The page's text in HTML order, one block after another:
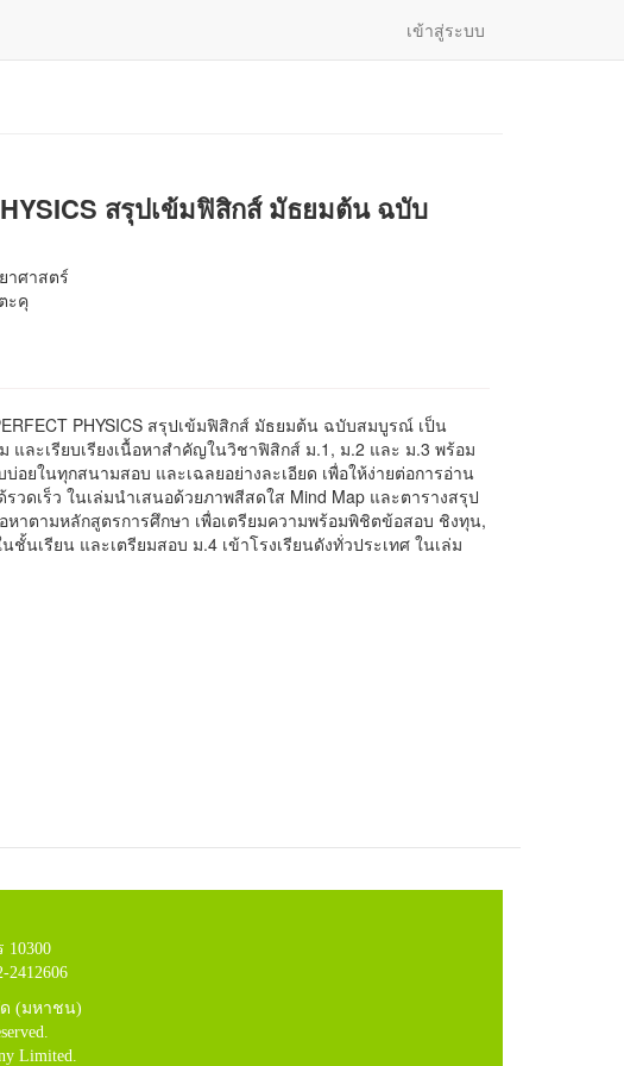
เข้าสู่ระบบ
สรุปเข้มฟิสิกส์ มัธยมต้น ฉบับ
าศาสตร์
ะคุ
PHYSICS สรุปเข้มฟิสิกส์ มัธยมต้น ฉบับสมบูรณ์ เป็น
และเรียบเรียงเนื้อหาสำคัญในวิชาฟิสิกส์ ม.1, ม.2 และ ม.3 พร้อม
อยในทุกสนามสอบ และเฉลยอย่างละเอียด เพื่อให้ง่ายต่อการอ่าน
รวดเร็ว ในเล่มนำเสนอด้วยภาพสีสดใส Mind Map และตารางสรุป
หาตามหลักสูตรการศึกษา เพื่อเตรียมความพร้อมพิชิตข้อสอบ ชิงทุน,
ชั้นเรียน และเตรียมสอบ ม.4 เข้าโรงเรียนดังทั่วประเทศ ในเล่ม
2412606
ด (มหาชน)
Limited.